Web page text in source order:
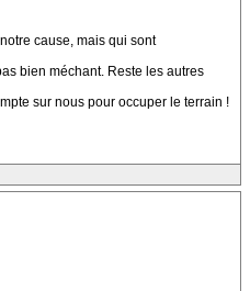
cause, mais qui sont
bien méchant. Reste les autres
sur nous pour occuper le terrain !